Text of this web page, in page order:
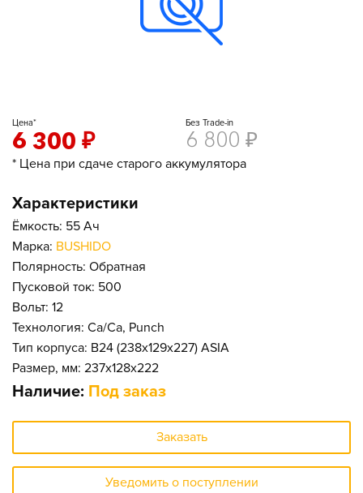
Цена*
6 300 ₽
Без Trade-in
6 800 ₽
* Цена при сдаче старого аккумулятора
Характеристики
Ёмкость: 55 Ач
Марка: BUSHIDO
Полярность: Обратная
Пусковой ток: 500
Вольт: 12
Технология: Ca/Ca, Punch
Тип корпуса: B24 (238x129x227) ASIA
Размер, мм: 237x128x222
Наличие: Под заказ
Заказать
Уведомить о поступлении